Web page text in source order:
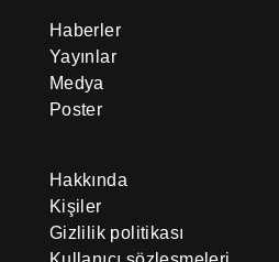
Haberler
Yayınlar
Medya
Poster
Hakkında
Kişiler
Gizlilik politikası